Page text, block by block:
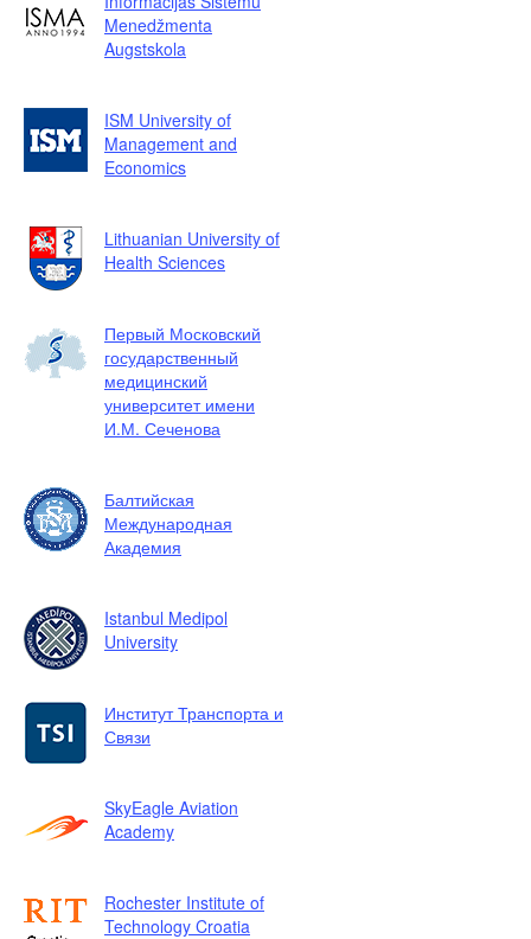
Menedžmenta
Augstskola
ISM University of
Management and
Economics
Lithuanian University of
Health Sciences
Первый Московский
государственный
медицинский
университет имени
И.М. Сеченова
Балтийская
Международная
Академия
Istanbul Medipol
University
Институт Транспорта и
Связи
SkyEagle Aviation
Academy
Rochester Institute of
Technology Croatia